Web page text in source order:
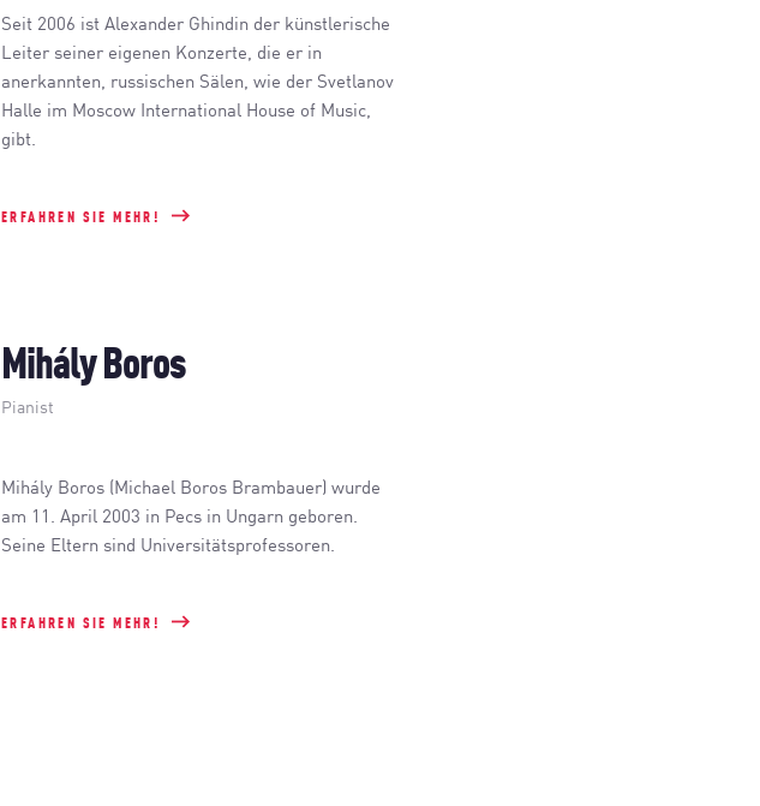
Seit 2006 ist Alexander Ghindin der künstlerische
Leiter seiner eigenen Konzerte, die er in
anerkannten, russischen Sälen, wie der Svetlanov
Halle im Moscow International House of Music,
gibt.
ERFAHREN SIE MEHR!
Mihály Boros
Pianist
Mihály Boros (Michael Boros Brambauer) wurde
am 11. April 2003 in Pecs in Ungarn geboren.
Seine Eltern sind Universitätsprofessoren.
ERFAHREN SIE MEHR!